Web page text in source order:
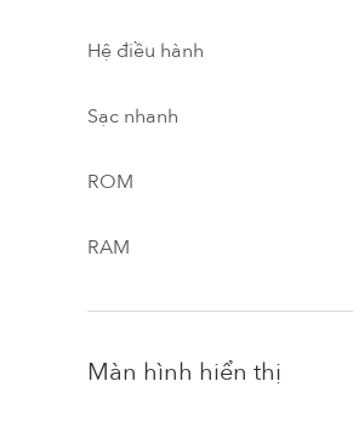
Hệ điều hành
Sạc nhanh
ROM
RAM
Màn hình hiển thị